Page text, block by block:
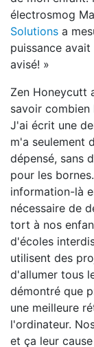
électrosmog
Solutions a
puissance avait
avisé! »
Zen Honeycutt
savoir combien
J'ai écrit une
m'a seulement
dépensé, sans
pour les
information-là
nécessaire de
tort à nos
d'écoles
utilisent des
d'allumer tous
démontré que
une meilleure
l'ordinateur.
et ça leur